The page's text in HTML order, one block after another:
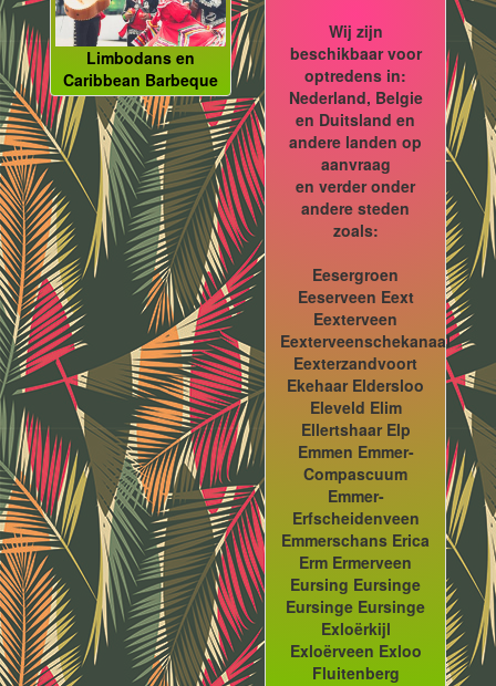
Limbodans en
Caribbean Barbeque
Wij zijn
beschikbaar voor
optredens in:
Nederland, Belgie
en Duitsland en
andere landen op
aanvraag
en verder onder
andere steden
zoals:
Eesergroen
Eeserveen Eext
Eexterveen
Eexterveenschekanaal
Eexterzandvoort
Ekehaar Eldersloo
Eleveld Elim
Ellertshaar Elp
Emmen Emmer-
Compascuum
Emmer-
Erfscheidenveen
Emmerschans Erica
Erm Ermerveen
Eursing Eursinge
Eursinge Eursinge
Exloërkijl
Exloërveen Exloo
Fluitenberg